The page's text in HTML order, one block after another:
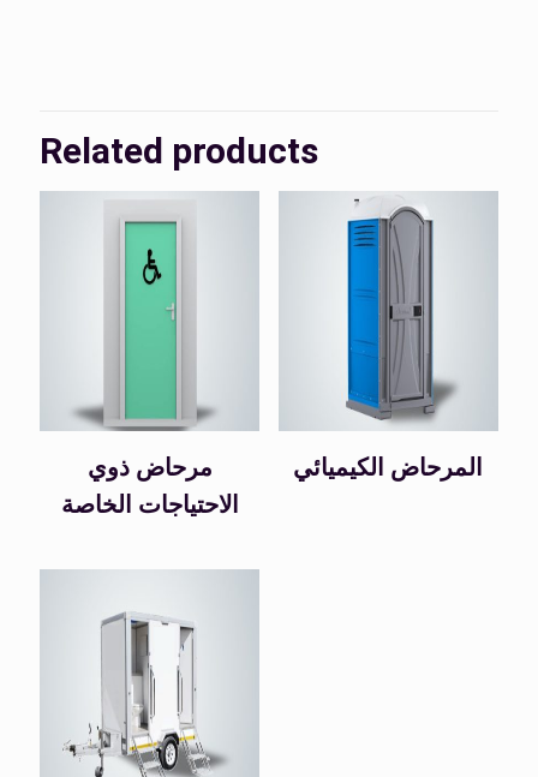
Related products
مرحاض ذوي
الاحتياجات الخاصة
المرحاض الكيميائي